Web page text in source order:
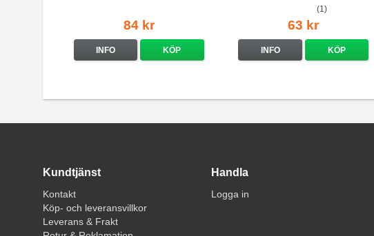
84 kr
INFO KÖP
(1)
63 kr
INFO KÖP
Kundtjänst
Kontakt
Köp- och leveransvillkor
Leverans & Frakt
Handla
Logga in